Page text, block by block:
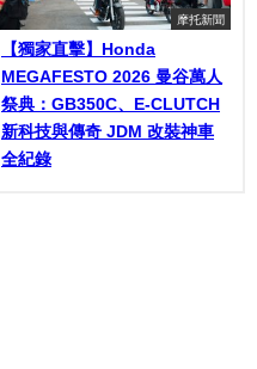
摩托新聞
【獨家直擊】Honda
MEGAFESTO 2026 曼谷萬人
祭典：GB350C、E-CLUTCH
新科技與傳奇 JDM 改裝神車
全紀錄